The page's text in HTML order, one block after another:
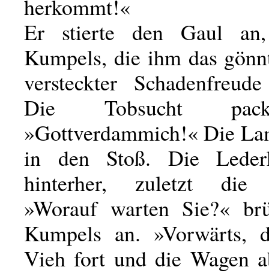
herkommt!«
Er stierte den Gaul
Kumpels, die ihm das
versteckter
Die Tobsucht
»Gottverdammich!« Die
in den Stoß. Die
hinterher, zuletzt die
»Worauf warten Sie?«
Kumpels an. »Vorwärts,
Vieh fort und die Wagen